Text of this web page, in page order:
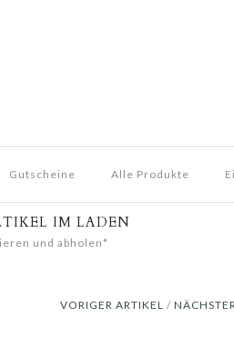
Gutscheine Alle Produkte
IM LADEN
und abholen*
VORIGER ARTIKEL /